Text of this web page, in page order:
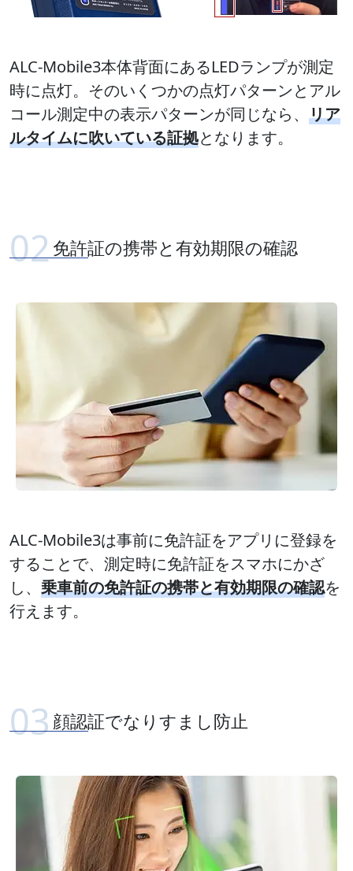
ALC-Mobile3本体背面にあるLEDランプが測定
時に点灯。そのいくつかの点灯パターンとアル
コール測定中の表示パターンが同じなら、 リア
ルタイムに吹いている証拠となります。
免許証の携帯と有効期限の確認
ALC-Mobile3は事前に免許証をアプリに登録を
することで、測定時に免許証をスマホにかざ
し、 乗車前の免許証の携帯と有効期限の確認を
行えます。
顔認証でなりすまし防止